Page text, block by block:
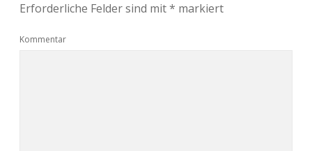
Erforderliche Felder sind mit* markiert
Kommentar